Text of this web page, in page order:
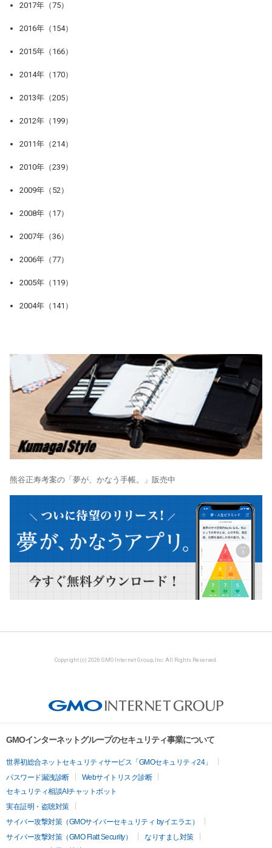
2017年（75）
2016年（154）
2015年（166）
2014年（170）
2013年（205）
2012年（199）
2011年（214）
2010年（239）
2009年（52）
2008年（17）
2007年（36）
2006年（77）
2005年（119）
2004年（141）
熊谷正寿考案の「夢が、かなう手帳。」販売中
Copyright (c) 2026 GMO Internet Group, Inc. All Rights Reserved.
GMOインターネットグループのセキュリティ事業について
世界初総合ネットセキュリティサービス「GMOセキュリティ24」
パスワード漏洩診断
Webサイトリスク診断
セキュリティ相談AIチャットボット
実在証明・盗聴対策
サイバー攻撃対策（GMOサイバーセキュリティ byイエラエ）
サイバー攻撃対策（GMO Flatt Security）
なりすまし対策